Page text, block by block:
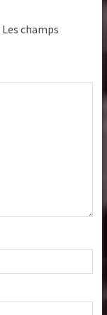
Les champs